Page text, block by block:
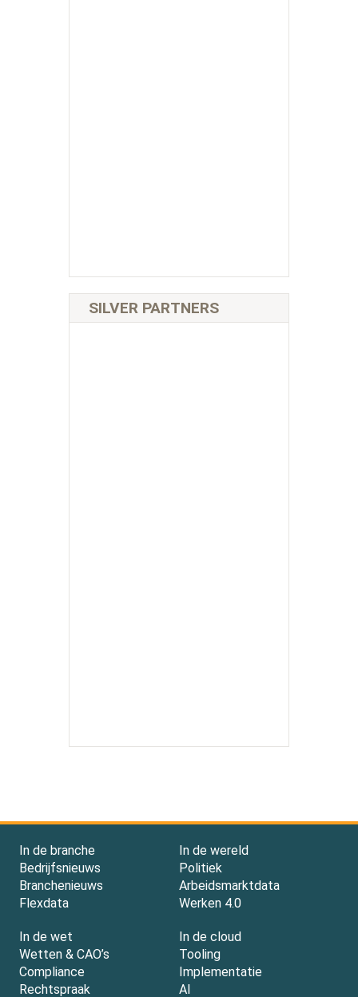
SILVER PARTNERS
In de branche
Bedrijfsnieuws
Branchenieuws
Flexdata
In de wereld
Politiek
Arbeidsmarktdata
Werken 4.0
In de wet
Wetten & CAO’s
Compliance
Rechtspraak
In de cloud
Tooling
Implementatie
AI